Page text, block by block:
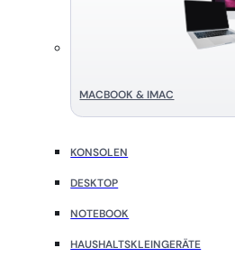
MACBOOK & IMAC
KONSOLEN
DESKTOP
NOTEBOOK
HAUSHALTSKLEINGERÄTE